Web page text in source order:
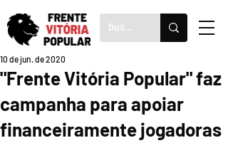
"Frente Vitória Popular" faz
campanha para apoiar
financeiramente jogadoras
10 de jun. de 2020